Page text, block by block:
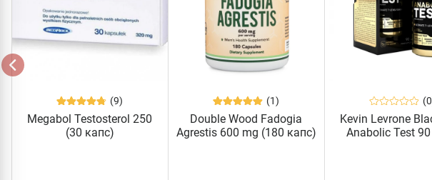
(9)
Megabol Testosterol 250
(30 капс)
(1)
Double Wood Fadogia
Agrestis 600 mg (180 капс)
Kevin Levrone
Anabolic Test